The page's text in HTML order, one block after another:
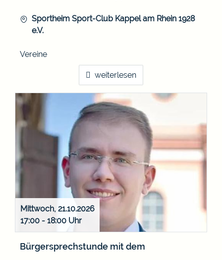
Sportheim Sport-Club Kappel am Rhein 1928
e.V.
Vereine
weiterlesen
Mittwoch, 21.10.2026
17:00 - 18:00
Bürgersprechstunde mit dem